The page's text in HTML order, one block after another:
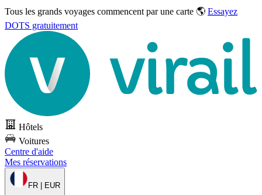
Tous les grands voyages commencent par une carte 🌎 Essayez
DOTS gratuitement
Hôtels
Voitures
Centre d'aide
Mes réservations
FR | EUR